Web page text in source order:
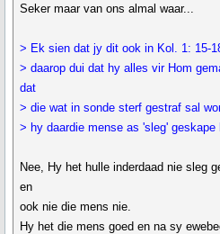
Seker maar van ons almal waar...
> Ek sien dat jy dit ook in Kol. 1: 15-
> daarop dui dat hy alles vir Hom
dat
> die wat in sonde sterf gestraf sal
> hy daardie mense as 'sleg' geskape
Nee, Hy het hulle inderdaad nie sleg
en
ook nie die mens nie.
Hy het die mens goed en na sy